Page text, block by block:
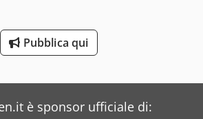
Pubblica qui
è sponsor ufficiale di: